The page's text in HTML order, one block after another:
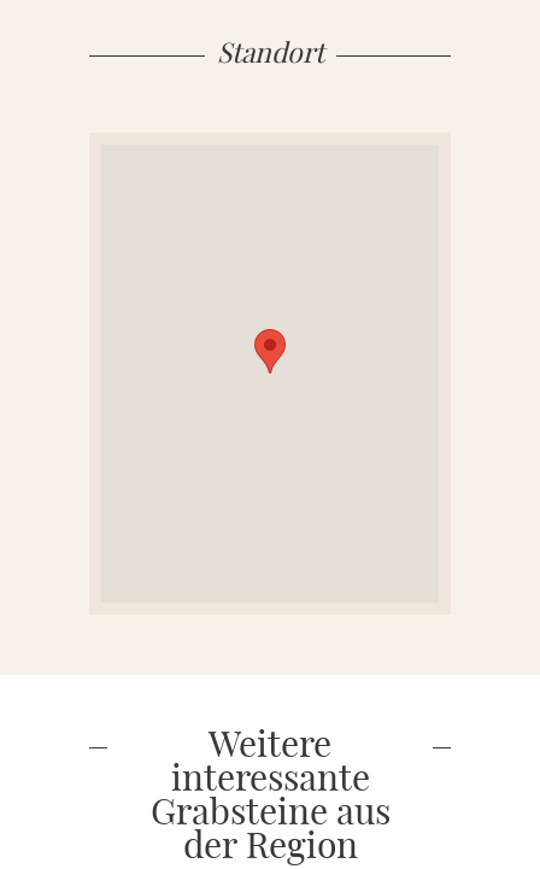
Standort
Weitere
interessante
Grabsteine aus
der Region